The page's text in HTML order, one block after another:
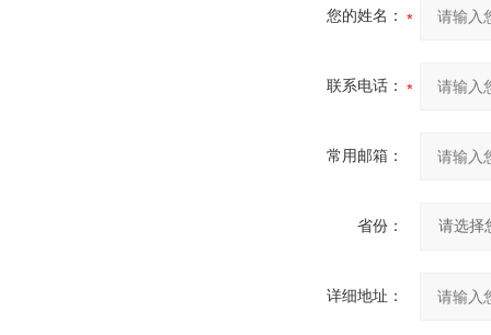
您的姓名：
联系电话：
常用邮箱：
省份：
详细地址：